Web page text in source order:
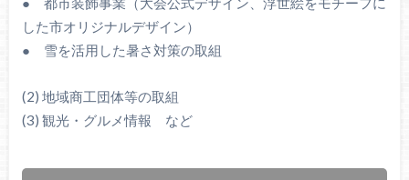
した市オリジナルデザイン）
● 雪を活用した暑さ対策の取組
(2) 地域商工団体等の取組
(3) 観光・グルメ情報 など